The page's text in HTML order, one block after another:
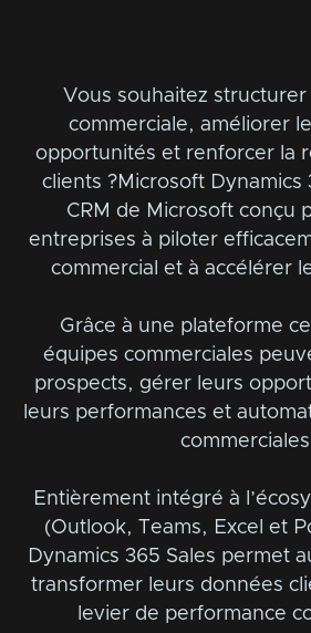
Vous souhaitez
commerciale, améliorer
opportunités et renforcer la
clients ?Microsoft Dynamics
CRM de Microsoft conçu
entreprises à piloter
commercial et à accélérer
Grâce à une plateforme
équipes commerciales
prospects, gérer leurs
leurs performances et
Entièrement intégré à
(Outlook, Teams, Excel et
Dynamics 365 Sales permet
transformer leurs données
levier de performance